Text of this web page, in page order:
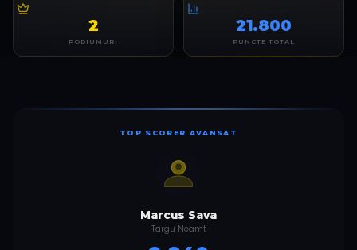
2
PODIUMURI
21.800
PUNCTE TOTAL
TOP SCORER AVANSAT
Marcus Sava
Targu Neamt